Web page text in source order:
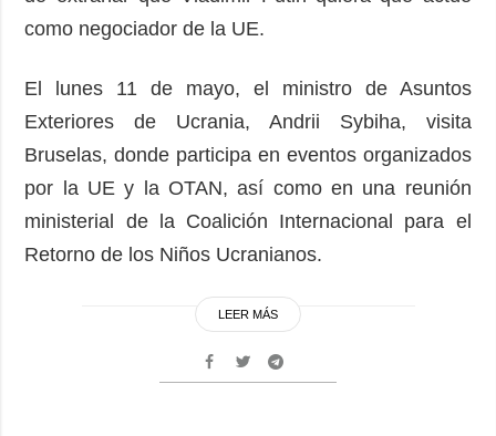
como negociador de la UE.
El lunes 11 de mayo, el ministro de Asuntos
Exteriores de Ucrania, Andrii Sybiha, visita
Bruselas, donde participa en eventos organizados
por la UE y la OTAN, así como en una reunión
ministerial de la Coalición Internacional para el
Retorno de los Niños Ucranianos.
LEER MÁS